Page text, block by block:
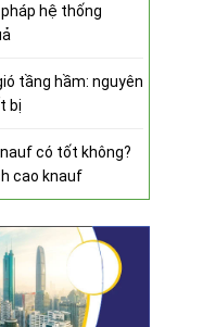
pháp hệ thống
tầng hầm: nguyên
bị
có tốt không?
cao knauf